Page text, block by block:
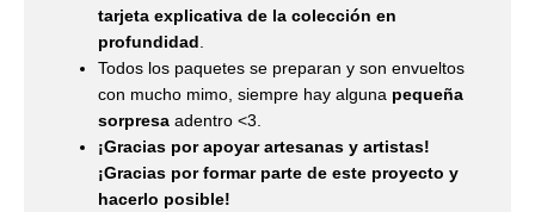
tarjeta explicativa de la colección en
profundidad
Todos los paquetes se preparan y son envueltos
con mucho mimo, siempre hay alguna pequeña
sorpresa adentro <3.
¡Gracias por apoyar artesanas y artistas!
¡Gracias por formar parte de este proyecto y
hacerlo posible!